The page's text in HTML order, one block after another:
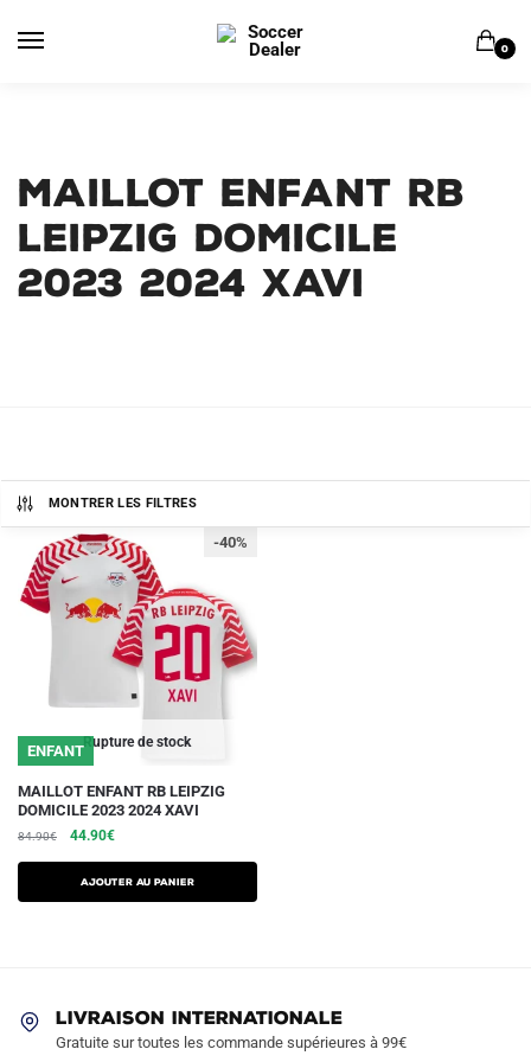
0
MAILLOT ENFANT RB
LEIPZIG DOMICILE
2023 2024 XAVI
MONTRER LES FILTRES
Rupture de stock
ENFANT
-40%
MAILLOT ENFANT RB LEIPZIG
DOMICILE 2023 2024 XAVI
84.90€
Le
initial
était :
44.90€Le
actuel
est :
AJOUTER AU PANIER
Ce
produit
a
plusieurs
variations.
être
choisies
LIVRAISON INTERNATIONALE
Gratuite sur toutes les commande supérieures à 99€